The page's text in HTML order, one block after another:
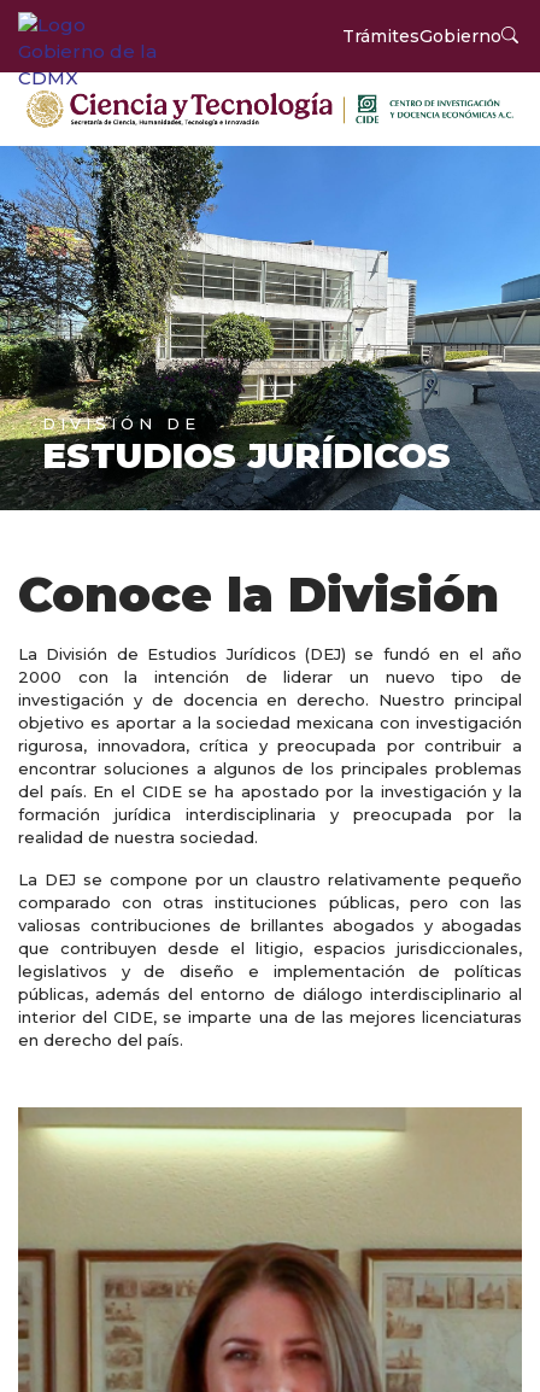
TrámitesGobierno
DIVISIÓN DE
ESTUDIOS JURÍDICOS
Conoce la División
La División de Estudios Jurídicos (DEJ) se fundó en el año
2000 con la intención de liderar un nuevo tipo de
investigación y de docencia en derecho. Nuestro principal
objetivo es aportar a la sociedad mexicana con investigación
rigurosa, innovadora, crítica y preocupada por contribuir a
encontrar soluciones a algunos de los principales problemas
del país. En el CIDE se ha apostado por la investigación y la
formación jurídica interdisciplinaria y preocupada por la
realidad de nuestra sociedad.
La DEJ se compone por un claustro relativamente pequeño
comparado con otras instituciones públicas, pero con las
valiosas contribuciones de brillantes abogados y abogadas
que contribuyen desde el litigio, espacios jurisdiccionales,
legislativos y de diseño e implementación de políticas
públicas, además del entorno de diálogo interdisciplinario al
interior del CIDE, se imparte una de las mejores licenciaturas
en derecho del país.